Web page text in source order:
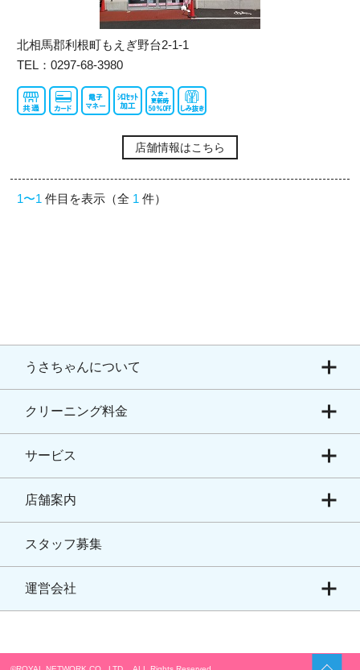
北相馬郡利根町もえぎ野台2-1-1
TEL：0297-68-3980
店舗情報はこちら
1〜1 件目を表示（全 1 件）
うさちゃんについて
クリーニング料金
サービス
店舗案内
スタッフ募集
運営会社